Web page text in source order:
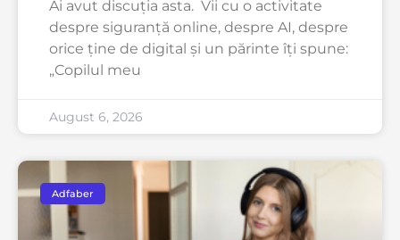
Ai avut discuția asta. Vii cu o activitate
despre siguranță online, despre AI, despre
orice ține de digital și un părinte îți spune:
„Copilul meu
August 6, 2026
Adfaber